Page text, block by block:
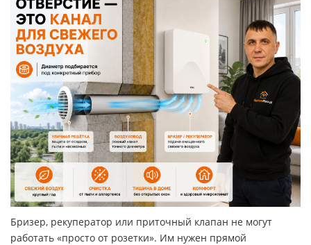
Бризер, рекуператор или приточный клапан не могут
работать «просто от розетки». Им нужен прямой